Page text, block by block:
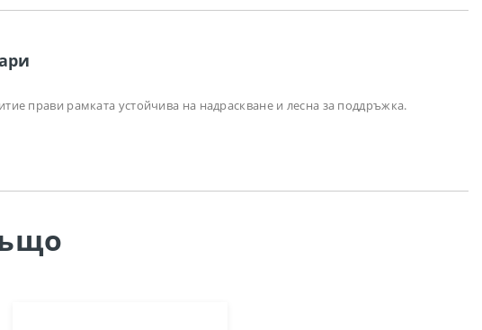
прави рамката устойчива на надраскване и лесна за поддръжка.